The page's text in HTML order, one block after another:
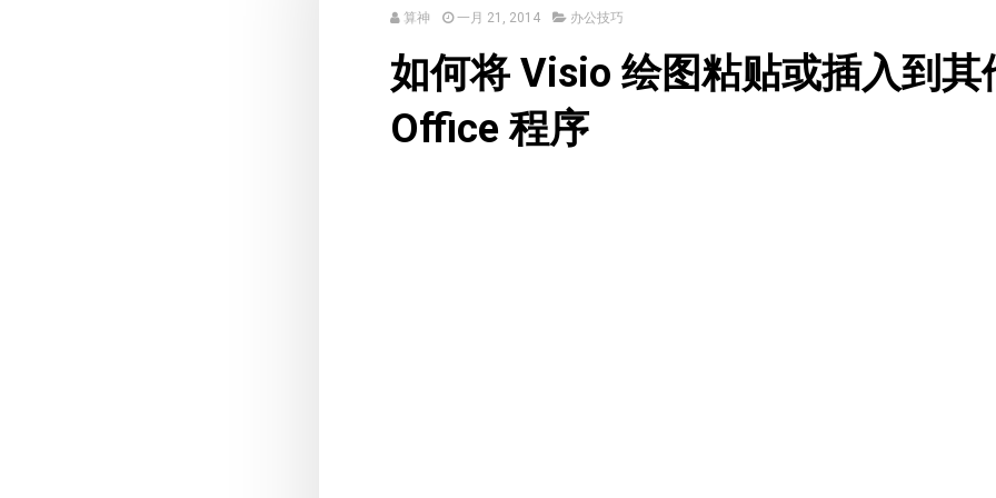
算神 一月 21, 2014 办公技巧
如何将 Visio 绘图粘贴或插入到其
Office 程序